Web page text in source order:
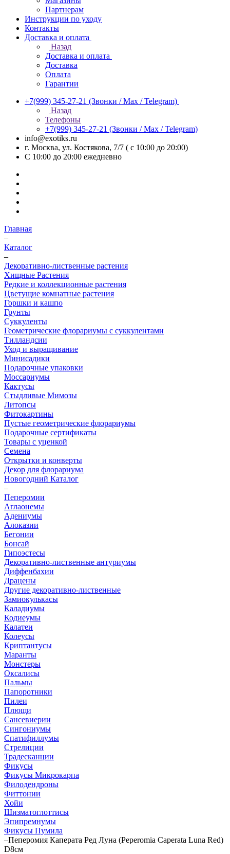
Партнерам
Инструкции по уходу
Контакты
Доставка и оплата
Назад
Доставка и оплата
Доставка
Оплата
Гарантии
+7(999) 345-27-21 (Звонки / Max / Telegram)
Назад
Телефоны
+7(999) 345-27-21 (Звонки / Max / Telegram)
info@exotiks.ru
г. Москва, ул. Костякова, 7/7 ( с 10:00 до 20:00)
С 10:00 до 20:00 ежедневно
Главная
–
Каталог
–
Декоративно-лиственные растения
Хищные Растения
Редкие и коллекционные растения
Цветущие комнатные растения
Горшки и кашпо
Грунты
Суккуленты
Геометрические флорариумы с суккулентами
Тилландсии
Уход и выращивание
Минисадики
Подарочные упаковки
Моссариумы
Кактусы
Стыдливые Мимозы
Литопсы
Фитокартины
Пустые геометрические флорариумы
Подарочные сертификаты
Товары с уценкой
Семена
Открытки и конверты
Декор для флорариума
Новогодний Каталог
–
Пеперомии
Аглаонемы
Адениумы
Алоказии
Бегонии
Бонсай
Гипоэстесы
Декоративно-лиственные антуриумы
Диффенбахии
Драцены
Другие декоративно-лиственные
Замиокулькасы
Каладиумы
Кодиеумы
Калатеи
Колеусы
Криптантусы
Маранты
Монстеры
Оксалисы
Пальмы
Папоротники
Пилеи
Плющи
Сансевиерии
Сингониумы
Спатифиллумы
Стрелиции
Традесканции
Фикусы
Фикусы Микрокарпа
Филодендроны
Фиттонии
Хойи
Шизматоглоттисы
Эпипремнумы
Фикусы Пумила
–Пеперомия Каперата Ред Луна (Peperomia Caperata Luna Red)
D8см